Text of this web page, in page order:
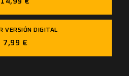
VERSIÓN DIGITAL
7,99 €